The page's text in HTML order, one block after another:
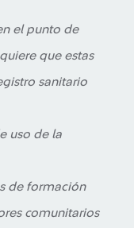
el punto de
que estas
sanitario
uso de la
de formación
comunitarios